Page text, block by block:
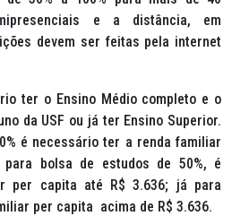
e a distância, em
devem ser feitas pela internet
ter o Ensino Médio completo e o
da USF ou já ter Ensino Superior.
é necessário ter a renda familiar
bolsa de estudos de 50%, é
per capita até R$ 3.636; já para
per capita acima de R$ 3.636.